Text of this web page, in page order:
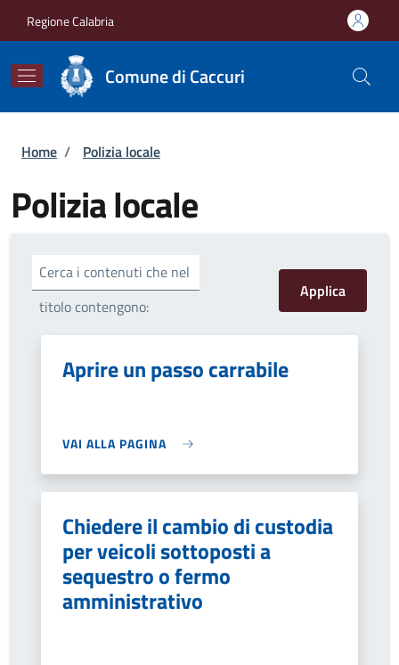
Regione Calabria
Comune di Caccuri
Briciole di pane
Home / Polizia locale
Polizia locale
Cerca i contenuti che nel
titolo contengono:
Aprire un passo carrabile
VAI ALLA PAGINA
Chiedere il cambio di custodia
per veicoli sottoposti a
sequestro o fermo
amministrativo